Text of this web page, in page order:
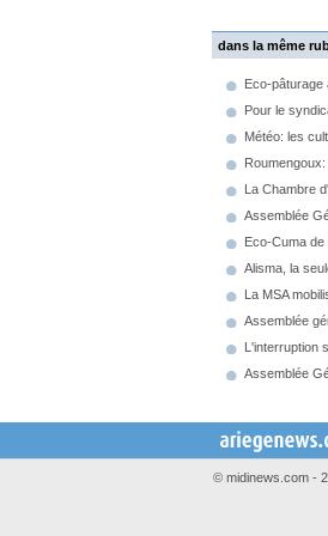
dans la même
Eco-pâturage
Pour le
Météo: les
La Chambre
Assemblée
Eco-Cuma
Alisma, la
La MSA
Assemblée
L'interruption
Assemblée
© midinews.com -